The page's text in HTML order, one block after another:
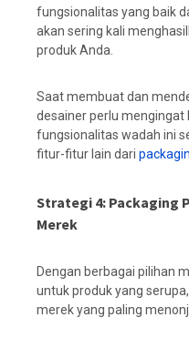
fungsionalitas yang baik
akan sering kali
produk Anda.
Saat membuat dan
desainer perlu mengingat
fungsionalitas wadah ini
fitur-fitur lain dari
Strategi 4: Packaging
Merek
Dengan berbagai pilihan
untuk produk yang
merek yang paling